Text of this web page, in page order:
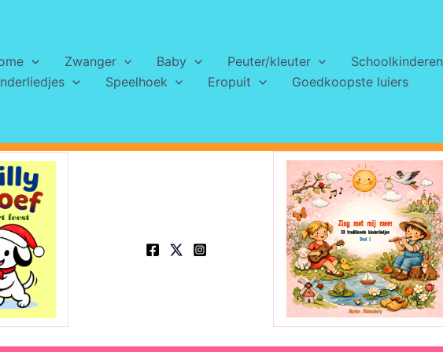
Zwanger Baby Peuter/kleuter Schoolkinderen
Speelhoek Eropuit Goedkoopste luiers